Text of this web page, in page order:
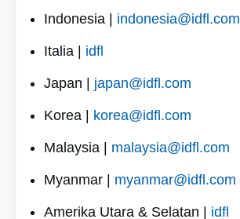
Indonesia | indonesia@idfl.com
Italia | idfl
Japan | japan@idfl.com
Korea | korea@idfl.com
Malaysia | malaysia@idfl.com
Myanmar | myanmar@idfl.com
Amerika Utara & Selatan | idfl